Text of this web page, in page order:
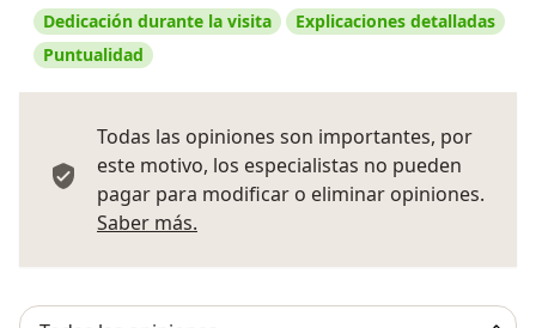
Dedicación durante la visita
Explicaciones detalladas
Puntualidad
Todas las opiniones son importantes, por
este motivo, los especialistas no pueden
pagar para modificar o eliminar opiniones.
Saber más.